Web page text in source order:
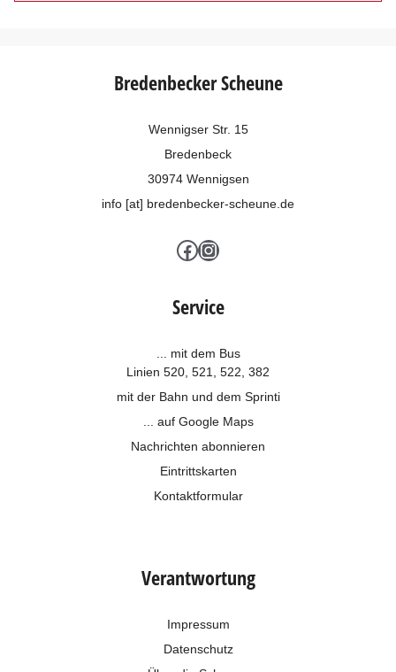
Bredenbecker Scheune
Wennigser Str. 15
Bredenbeck
30974 Wennigsen
info [at] bredenbecker-scheune.de
Facebook
Instagram
Service
... mit dem Bus
Linien 520, 521, 522, 382
mit der Bahn und dem Sprinti
... auf Google Maps
Nachrichten abonnieren
Eintrittskarten
Kontaktformular
Verantwortung
Impressum
Datenschutz